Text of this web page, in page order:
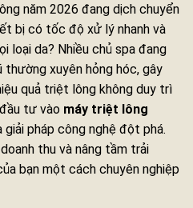
năm 2026 đang dịch chuyển
bị có tốc độ xử lý nhanh và
loại da? Nhiều chủ spa đang
xuyên hỏng hóc, gây
quả triệt lông không duy trì
tư vào máy triệt lông
giải pháp công nghệ đột phá.
thu và nâng tầm trải
bạn một cách chuyên nghiệp